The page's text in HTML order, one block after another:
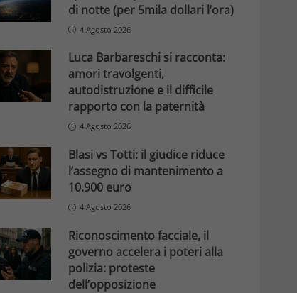
di notte (per 5mila dollari l’ora)
4 Agosto 2026
Luca Barbareschi si racconta:
amori travolgenti,
autodistruzione e il difficile
rapporto con la paternità
4 Agosto 2026
Blasi vs Totti: il giudice riduce
l’assegno di mantenimento a
10.900 euro
4 Agosto 2026
Riconoscimento facciale, il
governo accelera i poteri alla
polizia: proteste
dell’opposizione